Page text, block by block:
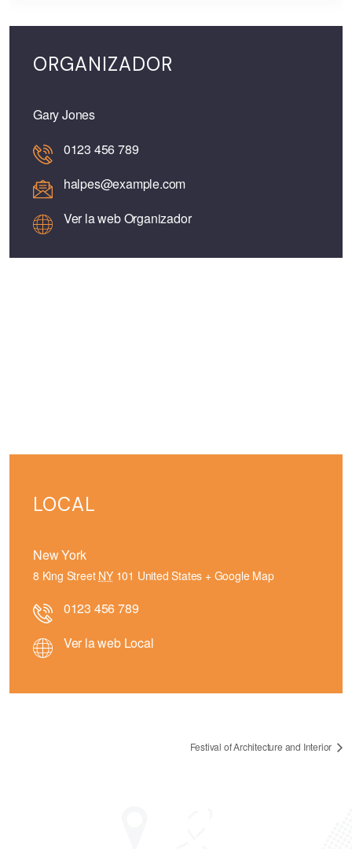
ORGANIZADOR
Gary Jones
0123 456 789
halpes@example.com
Ver la web Organizador
LOCAL
New York
8 King Street NY 101 United States + Google Map
0123 456 789
Ver la web Local
Festival of Architecture and Interior